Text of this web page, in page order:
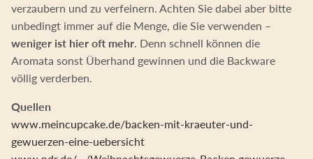
verzaubern und zu verfeinern. Achten Sie dabei aber bitte
unbedingt immer auf die Menge, die Sie verwenden –
weniger ist hier oft mehr. Denn schnell können die
Aromata sonst Überhand gewinnen und die Backware
völlig verderben.
Quellen
www.meincupcake.de/backen-mit-kraeuter-und-
gewuerzen-eine-uebersicht